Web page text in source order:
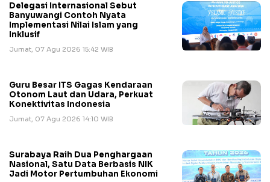
Delegasi Internasional Sebut
Banyuwangi Contoh Nyata
Implementasi Nilai Islam yang
Inklusif
Jumat, 07 Agu 2026 15:42 WIB
Guru Besar ITS Gagas Kendaraan
Otonom Laut dan Udara, Perkuat
Konektivitas Indonesia
Jumat, 07 Agu 2026 14:10 WIB
Surabaya Raih Dua Penghargaan
Nasional, Satu Data Berbasis NIK
Jadi Motor Pertumbuhan Ekonomi